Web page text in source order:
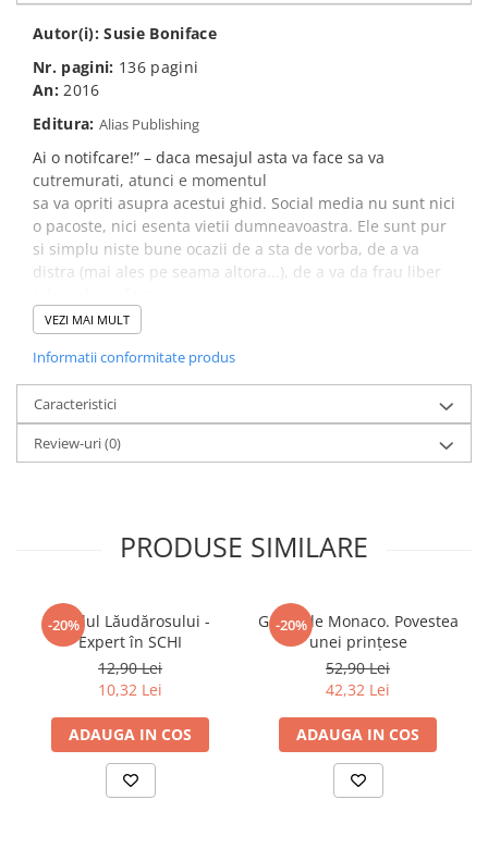
Autor(i):Susie Boniface
Nr. pagini: 136 pagini
An: 2016
Editura: Alias Publishing
Ai o notifcare!” – daca mesajul asta va face sa va
cutremurati, atunci e momentul
sa va opriti asupra acestui ghid. Social media nu sunt nici
o pacoste, nici esenta vietii dumneavoastra. Ele sunt pur
si simplu niste bune ocazii de a sta de vorba, de a va
distra (mai ales pe seama altora...), de a va da frau liber
Exista oameni care traiesc din social media. De ce sa nu
ajungeti si dumneavoastra la nivelul lor? Fie ca e vorba
cunoscute si utilizate, ghidul va va conduce, cu mult
umor, pe drumul deseori enervant, socant, satisfacator
si, fara indoiala, amuzant, catre cunoasterea
lor.
VEZI MAI MULT
Informatii conformitate produs
Caracteristici
Review-uri(0)
PRODUSE SIMILARE
-20%
Ghidul Lăudărosului -
Expert în SCHI
12,90 Lei
10,32 Lei
ADAUGA IN COS
-20%
Grace de Monaco. Povestea
unei prințese
52,90 Lei
42,32 Lei
ADAUGA IN COS